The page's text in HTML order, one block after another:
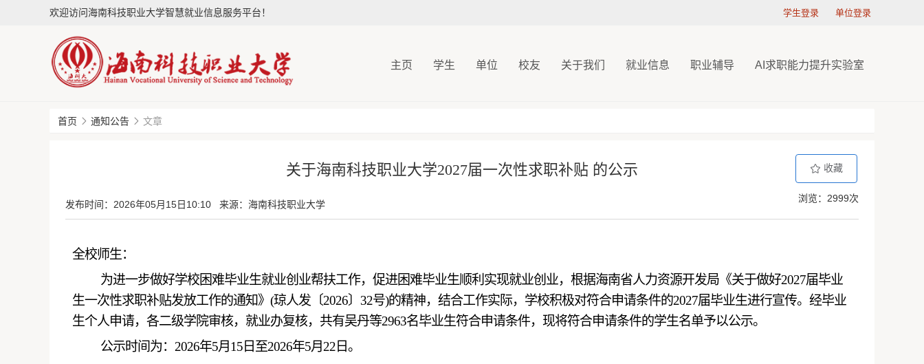
欢迎访问海南科技职业大学智慧就业信息服务平台！ 学生登录 单位登录
主页 学生 单位 校友 关于我们 就业信息 职业辅导 AI求职能力提升实验室
首页 通知公告 文章
关于海南科技职业大学2027届一次性求职补贴 的公示 收藏
浏览：2999次
发布时间： 2026年05月15日10:10 来源：海南科技职业大学
全校师生：
为进一步做好学校困难毕业生就业创业帮扶工作，促进困难毕业生顺利实现就业创业，根据海南省人力资源开发局《关于做好2027届毕业
生一次性求职补贴发放工作的通知》 (琼人发〔2026〕 32号)的精神，结合工作实际，学校积极对符合申请条件的2027届毕业生进行宣传。经毕业
生个人申请，各二级学院审核，就业办复核，共有吴丹等2963名毕业生符合申请条件，现将符合申请条件的学生名单予以公示。
公示时间为： 2026年5月15日至2026年5月22日。